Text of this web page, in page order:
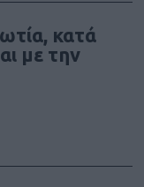
κατά
με την